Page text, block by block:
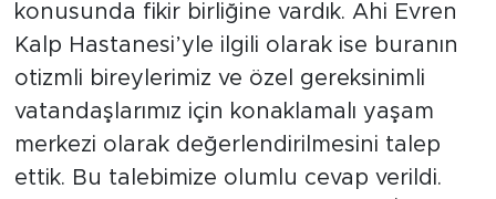
konusunda fikir birliğine vardık. Ahi Evren
Kalp Hastanesi’yle ilgili olarak ise buranın
otizmli bireylerimiz ve özel gereksinimli
vatandaşlarımız için konaklamalı yaşam
merkezi olarak değerlendirilmesini talep
ettik. Bu talebimize olumlu cevap verildi.